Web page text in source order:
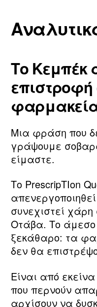
Το Κεμπέκ
Μια φράση που
γράψουμε
είμαστε.
Το PrescripTIon
συνεχιστεί
Οτάβα. Το
ξεκάθαρο: τα
δεν θα
Είναι από
που περνούν
αρχίσουν να